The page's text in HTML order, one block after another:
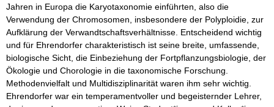
Jahren in Europa die Karyotaxonomie einführten, also die
Verwendung der Chromosomen, insbesondere der Polyploidie, zur
Aufklärung der Verwandtschaftsverhältnisse. Entscheidend wichtig
und für Ehrendorfer charakteristisch ist seine breite, umfassende,
biologische Sicht, die Einbeziehung der Fortpflanzungsbiologie, der
Ökologie und Chorologie in die taxonomische Forschung.
Methodenvielfalt und Multidisziplinarität waren ihm sehr wichtig.
Ehrendorfer war ein temperamentvoller und begeisternder Lehrer,